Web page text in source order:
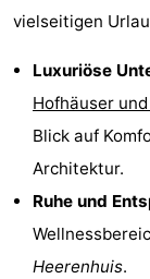
Denkmäler
Aussichtspunkte
Attraktionen
vielseitigen
Luxuriöse
Hofhäuser
Blick auf
Architektur.
Ruhe und
Heerenhuis.